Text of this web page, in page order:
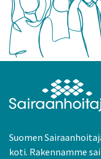
Suomen
koti. Rakennamme